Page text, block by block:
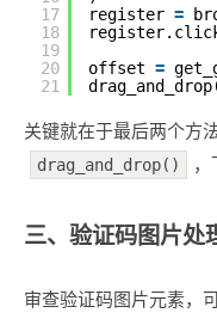
17
18
19
20
21
register =
offset =
关键就在于最后两个方
drag_and_drop() ，
三、验证码图片处
审查验证码图片元素，